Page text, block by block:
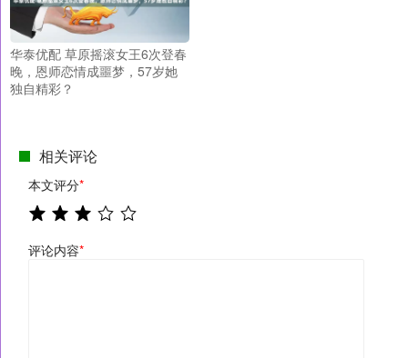
华泰优配 草原摇滚女王6次登春
晚，恩师恋情成噩梦，57岁她
独自精彩？
相关评论
本文评分*
评论内容*